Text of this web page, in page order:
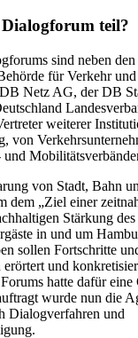
teil?
sind neben den
für Verkehr
Netz AG, der DB
weiterer
von
von Stadt, Bahn
dem „Ziel einer
Stärkung
in und um
sollen Fortschritte
und
hatte dafür eine
wurde nun die
Dialogverfahren und